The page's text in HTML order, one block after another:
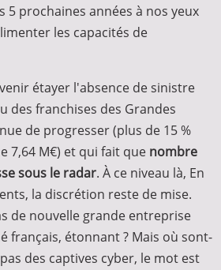
5 prochaines années à nos yeux
les capacités de
étayer l'absence de sinistre
des franchises des Grandes
de progresser (plus de 15 %
7,64 M€) et qui fait que nombre
sous le radar. À ce niveau là, En
la discrétion reste de mise.
de nouvelle grande entreprise
français, étonnant ? Mais où sont-
des captives cyber, le mot est